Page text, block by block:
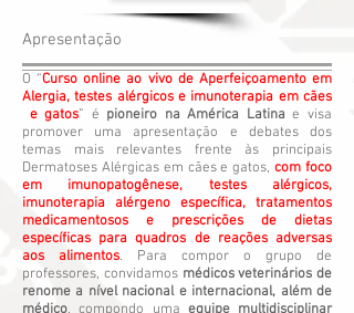
Apresentação
O “Curso online ao vivo de Aperfeiçoamento em
Alergia, testes alérgicos e imunoterapia em cães
e gatos” é pioneiro na América Latina e visa
promover uma apresentação e debates dos
temas mais relevantes frente às principais
Dermatoses Alérgicas em cães e gatos,com foco
em imunopatogênese, testes alérgicos,
imunoterapia alérgeno específica, tratamentos
medicamentosos e prescrições de dietas
específicas para quadros de reações adversas
aos alimentos. Para compor o grupo de
professores, convidamos médicos veterinários de
renome a nível nacional e internacional, além de